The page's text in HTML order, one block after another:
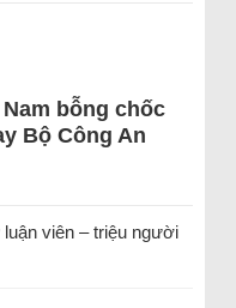
bỗng chốc
Bộ Công An
viên – triệu người